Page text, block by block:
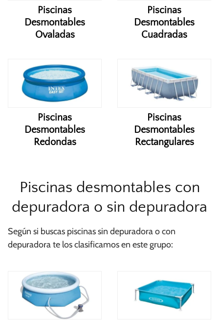
Piscinas
Desmontables
Ovaladas
Piscinas
Desmontables
Cuadradas
Piscinas
Desmontables
Redondas
Piscinas
Desmontables
Rectangulares
Piscinas desmontables con
depuradora o sin depuradora
Según si buscas piscinas sin depuradora o con
depuradora te los clasificamos en este grupo: